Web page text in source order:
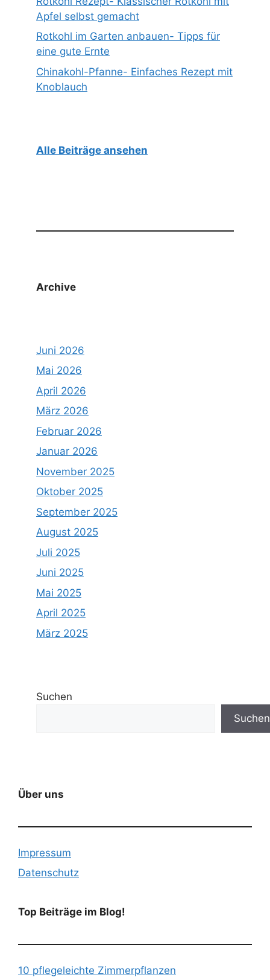
Apfel selbst gemacht
Rotkohl im Garten anbauen- Tipps für
eine gute Ernte
Chinakohl-Pfanne- Einfaches Rezept mit
Knoblauch
Alle Beiträge ansehen
Archive
Juni 2026
Mai 2026
April 2026
März 2026
Februar 2026
Januar 2026
November 2025
Oktober 2025
September 2025
August 2025
Juli 2025
Juni 2025
Mai 2025
April 2025
März 2025
Suchen
Suchen
Über uns
Impressum
Datenschutz
Top Beiträge im Blog!
10 pflegeleichte Zimmerpflanzen